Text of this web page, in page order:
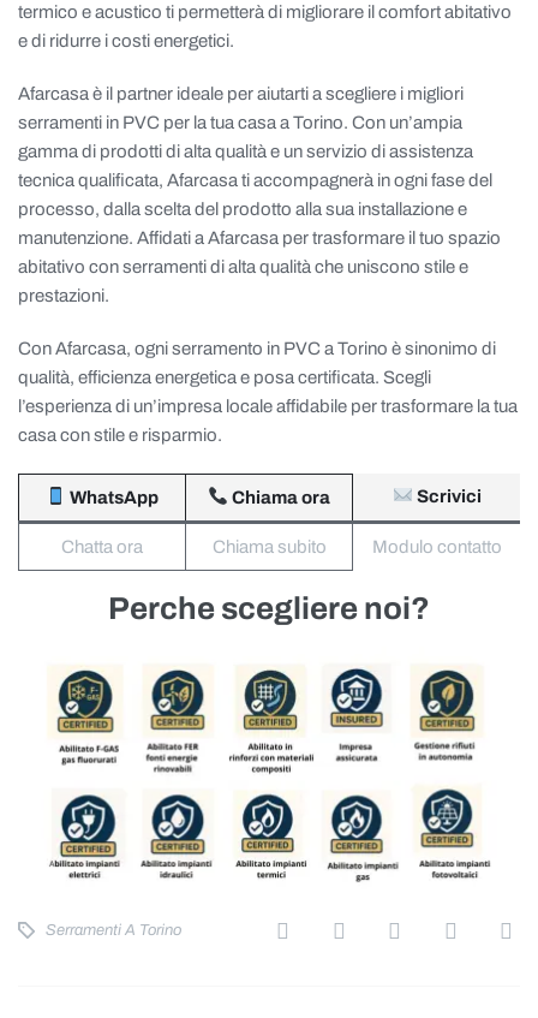
termico e acustico ti permetterà di migliorare il comfort abitativo
e di ridurre i costi energetici.
Afarcasa è il partner ideale per aiutarti a scegliere i migliori
serramenti in PVC per la tua casa a Torino. Con un’ampia
gamma di prodotti di alta qualità e un servizio di assistenza
tecnica qualificata, Afarcasa ti accompagnerà in ogni fase del
processo, dalla scelta del prodotto alla sua installazione e
manutenzione. Affidati a Afarcasa per trasformare il tuo spazio
abitativo con serramenti di alta qualità che uniscono stile e
prestazioni.
Con Afarcasa, ogni serramento in PVC a Torino è sinonimo di
qualità, efficienza energetica e posa certificata. Scegli
l’esperienza di un’impresa locale affidabile per trasformare la tua
casa con stile e risparmio.
WhatsApp Chiama ora Scrivici
Chatta ora Chiama subito Modulo contatto
Perche scegliere noi?
Serramenti A Torino